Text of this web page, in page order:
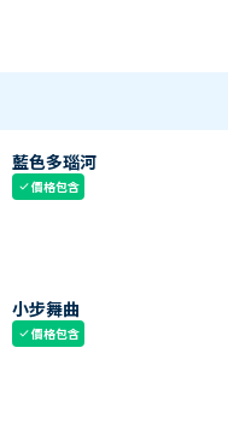
藍色多瑙河
check價格包含
小步舞曲
check價格包含